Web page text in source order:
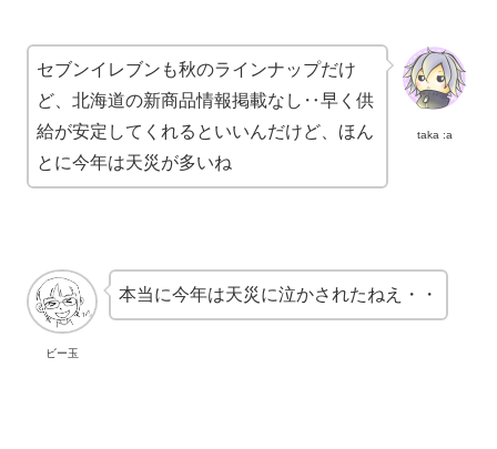
taka :a
セブンイレブンも秋のラインナップだけ
ど、北海道の新商品情報掲載なし‥早く供
給が安定してくれるといいんだけど、ほん
とに今年は天災が多いね
ビー玉
本当に今年は天災に泣かされたねえ・・